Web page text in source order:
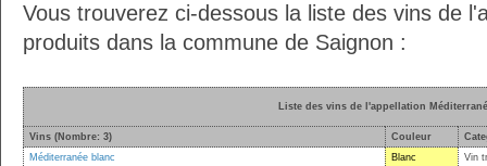
Vous trouverez ci-dessous la liste des vins de
produits dans la commune de Saignon :
Liste des vins de l'appellation
Vins (Nombre: 3) Couleur
Méditerranée blanc
Blanc
Vin